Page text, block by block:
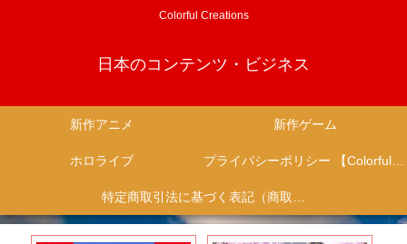
Colorful Creations
日本のコンテンツ・ビジネス
新作アニメ 新作ゲーム
ホロライブ プライバシーポリシー 【Colorful Creation】
特定商取引法に基づく表記（商取引に関する開示）